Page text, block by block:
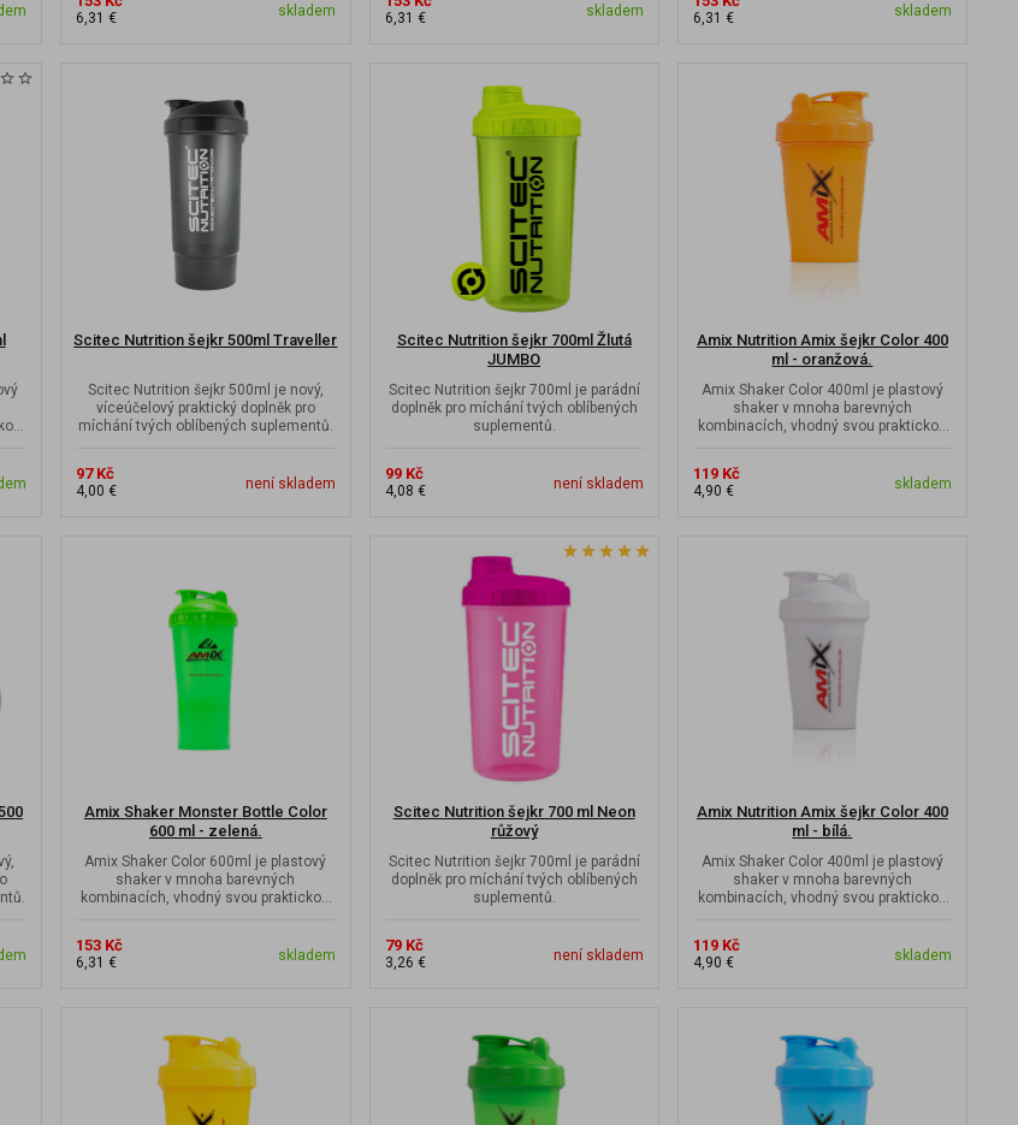
6,31 € skladem 6,31 € skladem 6,31 € skladem
Scitec Nutrition šejkr 500ml Traveller
Scitec Nutrition šejkr 500ml je nový,
víceúčelový praktický doplněk pro
míchání tvých oblíbených suplementů.
97 Kč
4,00 € není skladem
Scitec Nutrition šejkr 700ml Žlutá
JUMBO
Scitec Nutrition šejkr 700ml je parádní
doplněk pro míchání tvých oblíbených
suplementů.
99 Kč
4,08 € není skladem
Amix Nutrition Amix šejkr Color 400
ml - oranžová.
Amix Shaker Color 400ml je plastový
shaker v mnoha barevných
kombinacích, vhodný svou praktickou
119 Kč
4,90 € skladem
Amix Shaker Monster Bottle Color
600 ml - zelená.
Amix Shaker Color 600ml je plastový
shaker v mnoha barevných
kombinacích, vhodný svou praktickou
153 Kč
6,31 € skladem
Scitec Nutrition šejkr 700 ml Neon
růžový
Scitec Nutrition šejkr 700ml je parádní
doplněk pro míchání tvých oblíbených
suplementů.
79 Kč
3,26 € není skladem
Amix Nutrition Amix šejkr Color 400
ml - bílá.
Amix Shaker Color 400ml je plastový
shaker v mnoha barevných
kombinacích, vhodný svou praktickou
119 Kč
4,90 € skladem